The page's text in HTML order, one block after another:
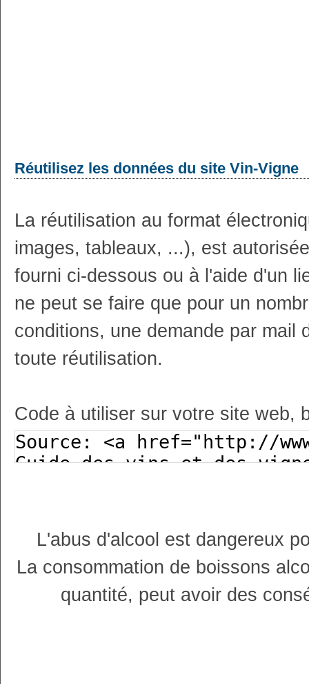
Réutilisez les données du site Vin-Vigne
La réutilisation au format
images, tableaux, ...), est
fourni ci-dessous ou à l'aide d'un
ne peut se faire que pour un
conditions, une demande par mail
toute réutilisation.
Code à utiliser sur votre site web,
L'abus d'alcool est dangereux
La consommation de boissons
quantité, peut avoir des